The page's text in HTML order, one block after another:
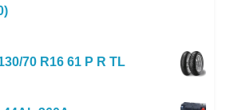
70 R16 61 P R TL